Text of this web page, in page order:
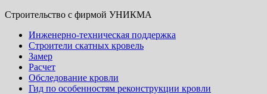
Строительство с фирмой УНИКМА
Инженерно-техническая поддержка
Строители скатных кровель
Замер
Расчет
Обследование кровли
Гид по особенностям реконструкции кровли